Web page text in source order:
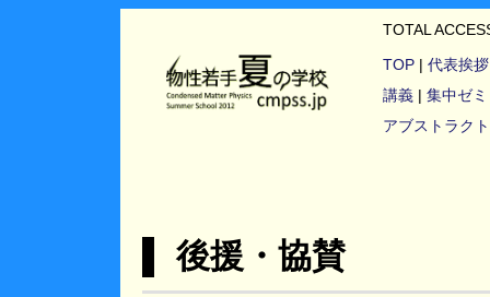
TOTAL
TOP | 代表挨拶
講義 | 集中ゼミ
アブストラクト
▌ 後援・協賛